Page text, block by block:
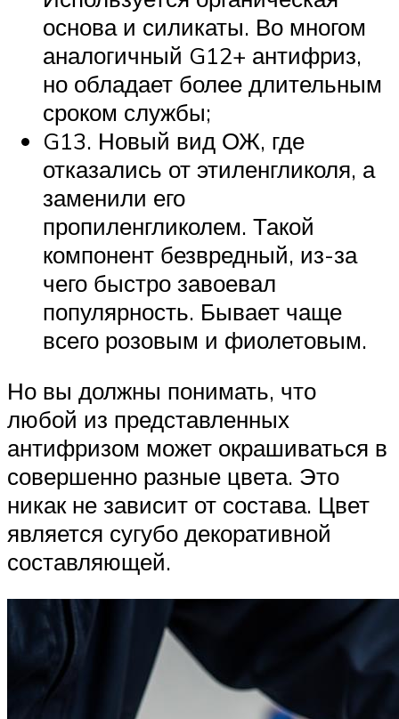
основа и силикаты. Во многом
аналогичный G12+ антифриз,
но обладает более длительным
сроком службы;
G13. Новый вид ОЖ, где
отказались от этиленгликоля, а
заменили его
пропиленгликолем. Такой
компонент безвредный, из-за
чего быстро завоевал
популярность. Бывает чаще
всего розовым и фиолетовым.
Но вы должны понимать, что
любой из представленных
антифризом может окрашиваться в
совершенно разные цвета. Это
никак не зависит от состава. Цвет
является сугубо декоративной
составляющей.